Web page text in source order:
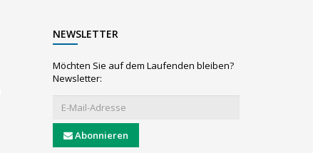
NEWSLETTER
Möchten Sie auf dem Laufenden bleiben?
Newsletter:
Abonnieren